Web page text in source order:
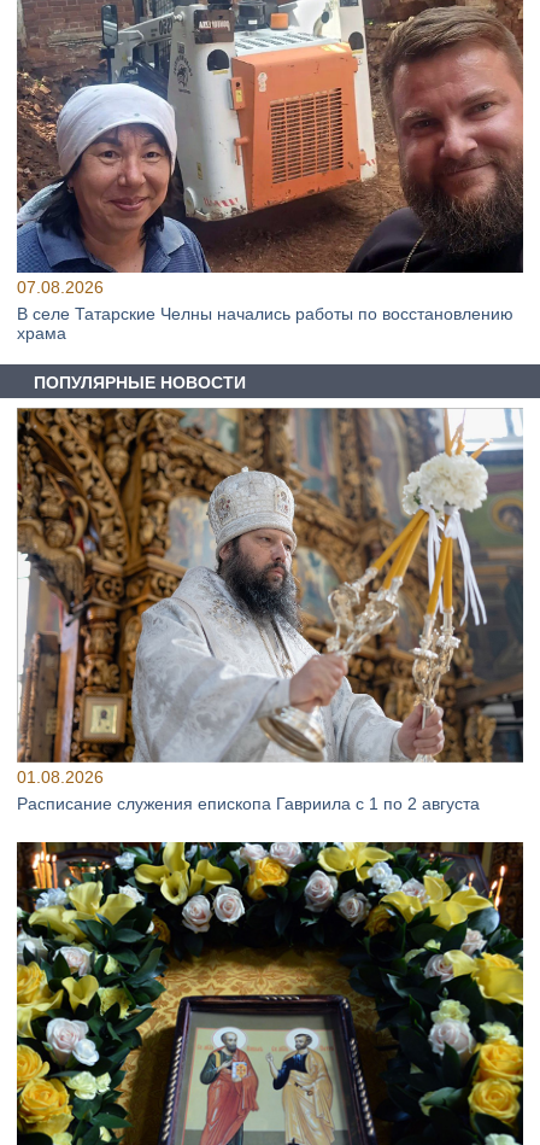
07.08.2026
В селе Татарские Челны начались работы по восстановлению
храма
ПОПУЛЯРНЫЕ НОВОСТИ
01.08.2026
Расписание служения епископа Гавриила с 1 по 2 августа